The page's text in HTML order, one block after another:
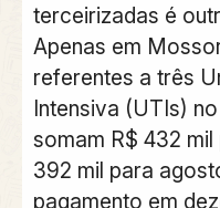
terceirizadas é
Apenas em
referentes a três
Intensiva (UTIs)
somam R$ 432
392 mil para
pagamento em